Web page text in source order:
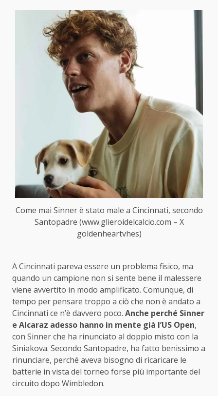
Come mai Sinner è stato male a Cincinnati, secondo
Santopadre (www.glieroidelcalcio.com – X
goldenheartvhes)
A Cincinnati pareva essere un problema fisico, ma
quando un campione non si sente bene il malessere
viene avvertito in modo amplificato. Comunque, di
tempo per pensare troppo a ciò che non è andato a
Cincinnati ce n’è davvero poco. Anche perché Sinner
e Alcaraz adesso hanno in mente già l’US Open,
con Sinner che ha rinunciato al doppio misto con la
Siniakova. Secondo Santopadre, ha fatto benissimo a
rinunciare, perché aveva bisogno di ricaricare le
batterie in vista del torneo forse più importante del
circuito dopo Wimbledon.